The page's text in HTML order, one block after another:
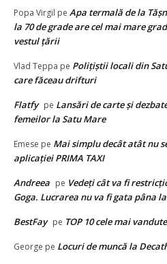
Popa Virgil pe Apa termală de la
la 70 de grade are cel mai mare
vestul țării
Vlad Teppa pe Polițiștii locali din
care făceau drifturi
Flatfy pe Lansări de carte și
femeilor la Satu Mare
Emese pe Mai simplu decât atât nu
aplicaţiei PRIMA TAXI
Andreea pe Vedeţi cât va fi
Goga. Lucrarea nu va fi gata pâna
BestFay pe TOP 10 cele mai
George pe Locuri de muncă la